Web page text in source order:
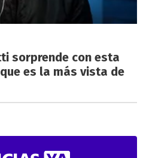
sorprende con esta
es la más vista de